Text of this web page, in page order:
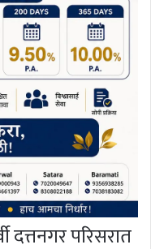
दत्तनगर परिसरात